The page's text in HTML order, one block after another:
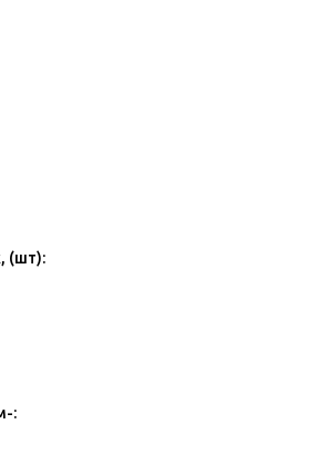
(шт):
: